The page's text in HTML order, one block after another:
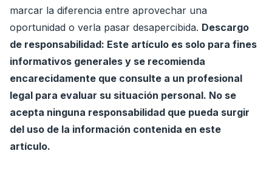
marcar la diferencia entre aprovechar una
oportunidad o verla pasar desapercibida. Descargo
de responsabilidad: Este artículo es solo para fines
informativos generales y se recomienda
encarecidamente que consulte a un profesional
legal para evaluar su situación personal. No se
acepta ninguna responsabilidad que pueda surgir
del uso de la información contenida en este
artículo.